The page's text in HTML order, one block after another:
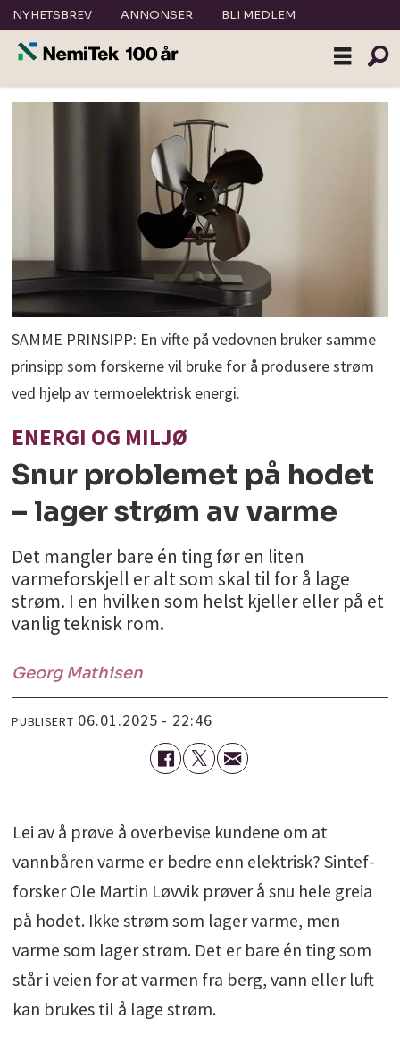
NYHETSBREV ANNONSER BLI MEDLEM
SAMME PRINSIPP: En vifte på vedovnen bruker samme
prinsipp som forskerne vil bruke for å produsere strøm
ved hjelp av termoelektrisk energi.
ENERGI OG MILJØ
Snur problemet på hodet
– lager strøm av varme
Det mangler bare én ting før en liten
varmeforskjell er alt som skal til for å lage
strøm. I en hvilken som helst kjeller eller på et
vanlig teknisk rom.
Georg Mathisen
PUBLISERT 06.01.2025 - 22:46
Lei av å prøve å overbevise kundene om at
vannbåren varme er bedre enn elektrisk? Sintef-
forsker Ole Martin Løvvik prøver å snu hele greia
på hodet. Ikke strøm som lager varme, men
varme som lager strøm. Det er bare én ting som
står i veien for at varmen fra berg, vann eller luft
kan brukes til å lage strøm.